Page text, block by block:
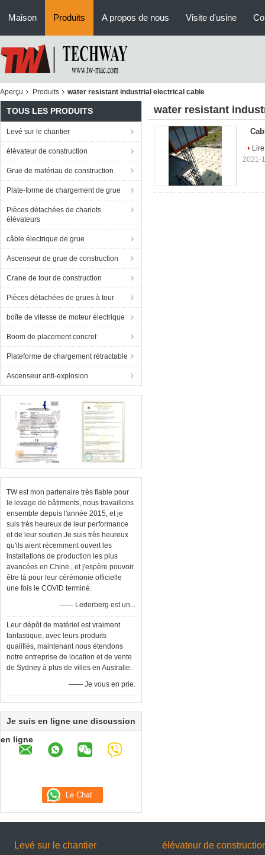
Maison Produits A propos de nous Visite d'usine
Aperçu Produits water resistant industrial electrical cable
TOUS LES PRODUITS
Levé sur le chantier
élévateur de construction
Grue de matériau de construction
Plate-forme de chargement de grue
Pièces détachées de chariots
élévateurs
câble électrique de grue
Ascenseur de grue de construction
Crane de tour de construction
Pièces détachées de grues à tour
boîte de vitesse de moteur électrique
Boom de placement concret
Plateforme de chargement rétractable
Ascenseur anti-explosion
TW est mon partenaire très fiable pour
le levage de bâtiments, nous travaillons
ensemble depuis l'année 2015, et je
suis très heureux de leur performance
et de leur soutien.Je suis très heureux
qu'ils aient récemment ouvert les
installations de production les plus
avancées en Chine., et j'espère pouvoir
être là pour leur cérémonie officielle
une fois le COVID terminé.
—— Lederberg est un...
Leur dépôt de matériel est vraiment
fantastique, avec leurs produits
qualifiés, maintenant nous étendons
notre entreprise de location et de vente
de Sydney à plus de villes en Australie.
—— Je vous en prie.
Je suis en ligne une discussion
en ligne
water resistant
2021-
Levé sur le chantier élévateur de